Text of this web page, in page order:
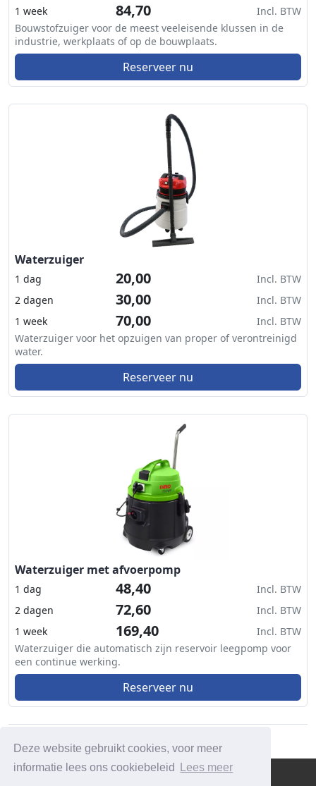
Deze website gebruikt cookies, voor meer
informatie lees ons cookiebeleid
Lees meer
1 week
84,70
Incl. BTW
Bouwstofzuiger voor de meest veeleisende klussen in de
industrie, werkplaats of op de bouwplaats.
Reserveer nu
Waterzuiger
1 dag 20,00
Incl. BTW
2 dagen
30,00
Incl. BTW
1 week
70,00
Incl. BTW
Waterzuiger voor het opzuigen van proper of verontreinigd
water.
Reserveer nu
Waterzuiger met afvoerpomp
1 dag 48,40
Incl. BTW
2 dagen
72,60
Incl. BTW
1 week
169,40
Incl. BTW
Waterzuiger die automatisch zijn reservoir leegpomp voor
een continue werking.
Reserveer nu